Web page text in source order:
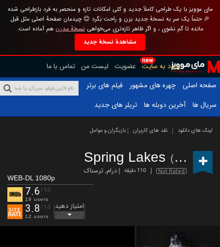
مای موویز با یک طراحی کاملاً جدید و کلی امکانات تازه و منحصر به فرد بازطراحی شده
🎉 حتماً یک سر به نسخهٔ جدید بزن و راحت بگرد 😊 چیدمان صفحهٔ اصلی مثل قبل
مانده تا گم نشوی ، و اگر ظاهر تازه‌تری می‌خواهینسخهٔ مدرن هم آماده است.
مشاهدهٔ نسخهٔ جدید
new
ورود به سایت عضویت لیست من تماس با ما
صفحه اصلی
چهره های مشهور
فیلم های برتر
سریال ها
آخرین دوبله ها تریلر های جدید
لینک های دانلود نقد های کاربران بازیگران و عوامل
Spring Lakes (2023)
Not Rated 110 دقیقه درام,ترسناک
WEB-DL 1080p
7.6 /10
19 users
3.8 /10
12 users
امتیاز دهید